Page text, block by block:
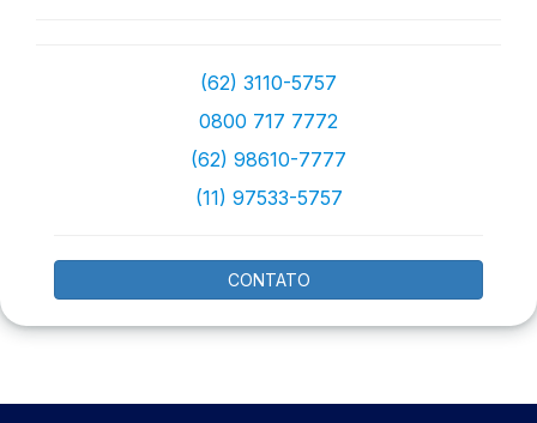
(62) 3110-5757
0800 717 7772
(62) 98610-7777
(11) 97533-5757
CONTATO